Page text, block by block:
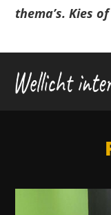
thema’s. Kies